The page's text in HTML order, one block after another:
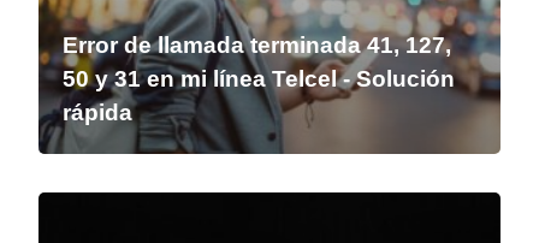
Error de llamada terminada 41, 127,
50 y 31 en mi línea Telcel - Solución
rápida